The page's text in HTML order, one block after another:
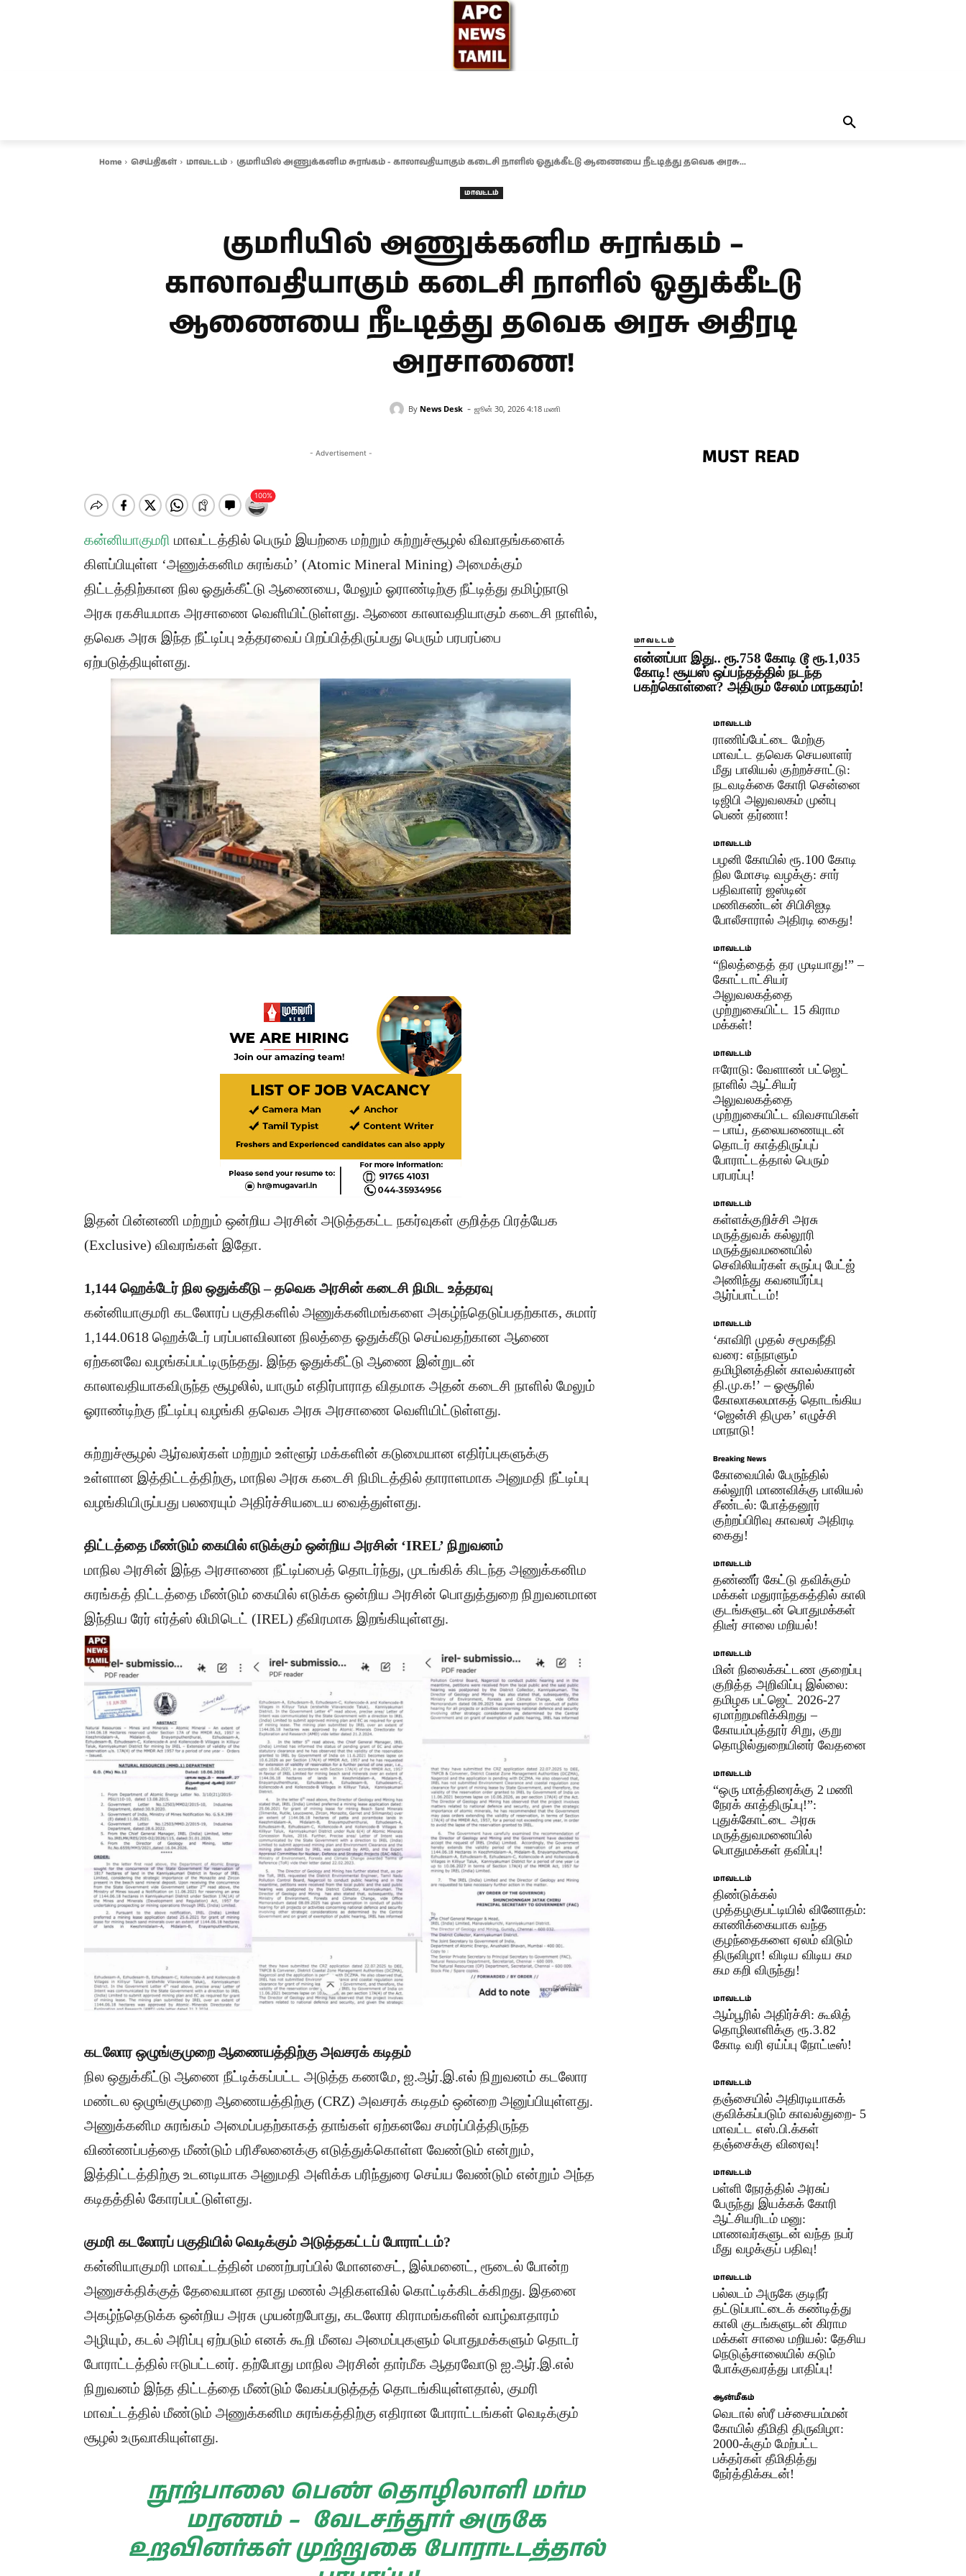
Home செய்திகள் மாவட்டம் குமரியில் அணுக்கனிம சுரங்கம் - காலாவதியாகும் கடைசி நாளில் ஓதுக்கீட்டு ஆணையை நீட்டித்து தவெக அரசு...
மாவட்டம்
குமரியில் அணுக்கனிம சுரங்கம் –
காலாவதியாகும் கடைசி நாளில் ஓதுக்கீட்டு
ஆணையை நீட்டித்து தவெக அரசு அதிரடி
அரசாணை!
By News Desk - ஜூன் 30, 2026 4:18 மணி
- Advertisement -
கன்னியாகுமரி மாவட்டத்தில் பெரும் இயற்கை மற்றும் சுற்றுச்சூழல் விவாதங்களைக்
கிளப்பியுள்ள ‘அணுக்கனிம சுரங்கம்’ (Atomic Mineral Mining) அமைக்கும்
திட்டத்திற்கான நில ஓதுக்கீட்டு ஆணையை, மேலும் ஓராண்டிற்கு நீட்டித்து தமிழ்நாடு
அரசு ரகசியமாக அரசாணை வெளியிட்டுள்ளது. ​ஆணை காலாவதியாகும் கடைசி நாளில்,
தவெக அரசு இந்த நீட்டிப்பு உத்தரவைப் பிறப்பித்திருப்பது பெரும் பரபரப்பை
ஏற்படுத்தியுள்ளது.
இதன் பின்னணி மற்றும் ஒன்றிய அரசின் அடுத்தகட்ட நகர்வுகள் குறித்த பிரத்யேக
(Exclusive) விவரங்கள் இதோ.
​1,144 ஹெக்டேர் நில ஒதுக்கீடு – தவெக அரசின் கடைசி நிமிட உத்தரவு
​கன்னியாகுமரி கடலோரப் பகுதிகளில் அணுக்கனிமங்களை அகழ்ந்தெடுப்பதற்காக, சுமார்
1,144.0618 ஹெக்டேர் பரப்பளவிலான நிலத்தை ஓதுக்கீடு செய்வதற்கான ஆணை
ஏற்கனவே வழங்கப்பட்டிருந்தது. இந்த ஓதுக்கீட்டு ஆணை இன்றுடன்
காலாவதியாகவிருந்த சூழலில், யாரும் எதிர்பாராத விதமாக அதன் கடைசி நாளில் மேலும்
ஓராண்டிற்கு நீட்டிப்பு வழங்கி தவெக அரசு அரசாணை வெளியிட்டுள்ளது.
​சுற்றுச்சூழல் ஆர்வலர்கள் மற்றும் உள்ளூர் மக்களின் கடுமையான எதிர்ப்புகளுக்கு
உள்ளான இத்திட்டத்திற்கு, மாநில அரசு கடைசி நிமிடத்தில் தாராளமாக அனுமதி நீட்டிப்பு
வழங்கியிருப்பது பலரையும் அதிர்ச்சியடைய வைத்துள்ளது.
​திட்டத்தை மீண்டும் கையில் எடுக்கும் ஒன்றிய அரசின் ‘IREL’ நிறுவனம்
​மாநில அரசின் இந்த அரசாணை நீட்டிப்பைத் தொடர்ந்து, முடங்கிக் கிடந்த அணுக்கனிம
சுரங்கத் திட்டத்தை மீண்டும் கையில் எடுக்க ஒன்றிய அரசின் பொதுத்துறை நிறுவனமான
இந்திய ரேர் எர்த்ஸ் லிமிடெட் (IREL) தீவிரமாக இறங்கியுள்ளது.
​கடலோர ஒழுங்குமுறை ஆணையத்திற்கு அவசரக் கடிதம்
நில ஒதுக்கீட்டு ஆணை நீட்டிக்கப்பட்ட அடுத்த கணமே, ஐ.ஆர்.இ.எல் நிறுவனம் கடலோர
மண்டல ஒழுங்குமுறை ஆணையத்திற்கு (CRZ) அவசரக் கடிதம் ஒன்றை அனுப்பியுள்ளது.
அணுக்கனிம சுரங்கம் அமைப்பதற்காகத் தாங்கள் ஏற்கனவே சமர்ப்பித்திருந்த
விண்ணப்பத்தை மீண்டும் பரிசீலனைக்கு எடுத்துக்கொள்ள வேண்டும் என்றும்,
இத்திட்டத்திற்கு உடனடியாக அனுமதி அளிக்க பரிந்துரை செய்ய வேண்டும் என்றும் அந்த
கடிதத்தில் கோரப்பட்டுள்ளது.
குமரி கடலோரப் பகுதியில் வெடிக்கும் அடுத்தகட்டப் போராட்டம்?
​கன்னியாகுமரி மாவட்டத்தின் மணற்பரப்பில் மோனசைட், இல்மனைட், ரூடைல் போன்ற
அணுசக்திக்குத் தேவையான தாது மணல் அதிகளவில் கொட்டிக்கிடக்கிறது. இதனை
அகழ்ந்தெடுக்க ஒன்றிய அரசு முயன்றபோது, கடலோர கிராமங்களின் வாழ்வாதாரம்
அழியும், கடல் அரிப்பு ஏற்படும் எனக் கூறி மீனவ அமைப்புகளும் பொதுமக்களும் தொடர்
போராட்டத்தில் ஈடுபட்டனர். ​தற்போது மாநில அரசின் தார்மீக ஆதரவோடு ஐ.ஆர்.இ.எல்
நிறுவனம் இந்த திட்டத்தை மீண்டும் வேகப்படுத்தத் தொடங்கியுள்ளதால், குமரி
மாவட்டத்தில் மீண்டும் அணுக்கனிம சுரங்கத்திற்கு எதிரான போராட்டங்கள் வெடிக்கும்
சூழல் உருவாகியுள்ளது.
நூற்பாலை பெண் தொழிலாளி மர்ம
மரணம் – வேடசந்தூர் அருகே
உறவினர்கள் முற்றுகை போராட்டத்தால்
MUST READ
மாவட்டம்
என்னப்பா இது.. ரூ.758 கோடி டூ ரூ.1,035
கோடி! சூயஸ் ஒப்பந்தத்தில் நடந்த
பகற்கொள்ளை? அதிரும் சேலம் மாநகரம்!
மாவட்டம்
ராணிப்பேட்டை மேற்கு
மாவட்ட தவெக செயலாளர்
மீது பாலியல் குற்றச்சாட்டு:
நடவடிக்கை கோரி சென்னை
டிஜிபி அலுவலகம் முன்பு
பெண் தர்ணா!
மாவட்டம்
பழனி கோயில் ரூ.100 கோடி
நில மோசடி வழக்கு: சார்
பதிவாளர் ஜஸ்டின்
மணிகண்டன் சிபிசிஐடி
போலீசாரால் அதிரடி கைது!
மாவட்டம்
“நிலத்தைத் தர முடியாது!” –
கோட்டாட்சியர்
அலுவலகத்தை
முற்றுகையிட்ட 15 கிராம
மக்கள்!
மாவட்டம்
ஈரோடு: வேளாண் பட்ஜெட்
நாளில் ஆட்சியர்
அலுவலகத்தை
முற்றுகையிட்ட விவசாயிகள்
– பாய், தலையணையுடன்
தொடர் காத்திருப்புப்
போராட்டத்தால் பெரும்
பரபரப்பு!
மாவட்டம்
கள்ளக்குறிச்சி அரசு
மருத்துவக் கல்லூரி
மருத்துவமனையில்
செவிலியர்கள் கருப்பு பேட்ஜ்
அணிந்து கவனயீர்ப்பு
ஆர்ப்பாட்டம்!
மாவட்டம்
‘காவிரி முதல் சமூகநீதி
வரை: எந்நாளும்
தமிழினத்தின் காவல்காரன்
தி.மு.க!’ – ஓசூரில்
கோலாகலமாகத் தொடங்கிய
‘ஜென்சி திமுக’ எழுச்சி
மாநாடு!
Breaking News
கோவையில் பேருந்தில்
கல்லூரி மாணவிக்கு பாலியல்
சீண்டல்: போத்தனூர்
குற்றப்பிரிவு காவலர் அதிரடி
கைது!
மாவட்டம்
தண்ணீர் கேட்டு தவிக்கும்
மக்கள் மதுராந்தகத்தில் காலி
குடங்களுடன் பொதுமக்கள்
திடீர் சாலை மறியல்!
மாவட்டம்
மின் நிலைக்கட்டண குறைப்பு
குறித்த அறிவிப்பு இல்லை:
தமிழக பட்ஜெட் 2026-27
ஏமாற்றமளிக்கிறது –
கோயம்புத்தூர் சிறு, குறு
தொழில்துறையினர் வேதனை
மாவட்டம்
“ஒரு மாத்திரைக்கு 2 மணி
நேரக் காத்திருப்பு!”:
புதுக்கோட்டை அரசு
மருத்துவமனையில்
பொதுமக்கள் தவிப்பு!
மாவட்டம்
திண்டுக்கல்
முத்தழகுபட்டியில் வினோதம்:
காணிக்கையாக வந்த
குழந்தைகளை ஏலம் விடும்
திருவிழா! விடிய விடிய கம
கம கறி விருந்து!
மாவட்டம்
ஆம்பூரில் அதிர்ச்சி: கூலித்
தொழிலாளிக்கு ரூ.3.82
கோடி வரி ஏய்ப்பு நோட்டீஸ்!
மாவட்டம்
தஞ்சையில் அதிரடியாகக்
குவிக்கப்படும் காவல்துறை- 5
மாவட்ட எஸ்.பி.க்கள்
தஞ்சைக்கு விரைவு!
மாவட்டம்
பள்ளி நேரத்தில் அரசுப்
பேருந்து இயக்கக் கோரி
ஆட்சியரிடம் மனு:
மாணவர்களுடன் வந்த நபர்
மீது வழக்குப் பதிவு!
மாவட்டம்
பல்லடம் அருகே குடிநீர்
தட்டுப்பாட்டைக் கண்டித்து
காலி குடங்களுடன் கிராம
மக்கள் சாலை மறியல்: தேசிய
நெடுஞ்சாலையில் கடும்
போக்குவரத்து பாதிப்பு!
ஆன்மீகம்
வெடால் ஸ்ரீ பச்சையம்மன்
கோயில் தீமிதி திருவிழா:
2000-க்கும் மேற்பட்ட
பக்தர்கள் தீமிதித்து
நேர்த்திக்கடன்!